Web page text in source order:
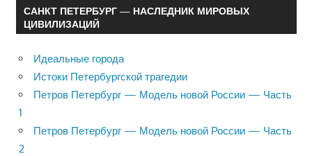
САНКТ ПЕТЕРБУРГ — НАСЛЕДНИК МИРОВЫХ
ЦИВИЛИЗАЦИЙ
Идеальные города
Истоки Петербургской трагедии
Петров Петербург — Модель новой России — Часть
1
Петров Петербург — Модель новой России — Часть
2